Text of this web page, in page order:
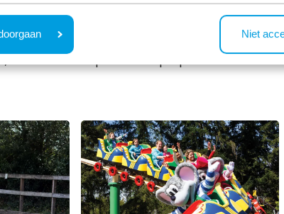
Niet
Veluwe. Ein Aufenthalt in diesem Ferienpark
aus können Sie direkt in die Wälder
Zu den Einrichtungen gehören ein
verschiedene Sport- und Spielplätze und ein